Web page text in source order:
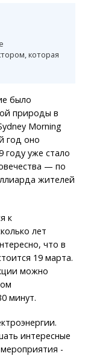
которая
было
природы в
Morning
год оно
году уже стало
— по
жителей
к
лет
что в
19 марта.
можно
минут.
интересные
-